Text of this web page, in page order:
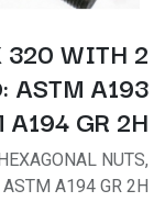
320 WITH 2
ASTM A193
A194 GR 2H
NUTS,
A194 GR 2H